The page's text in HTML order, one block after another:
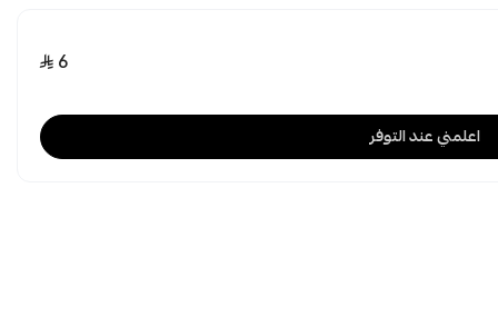
6
اعلمني عند التوفر